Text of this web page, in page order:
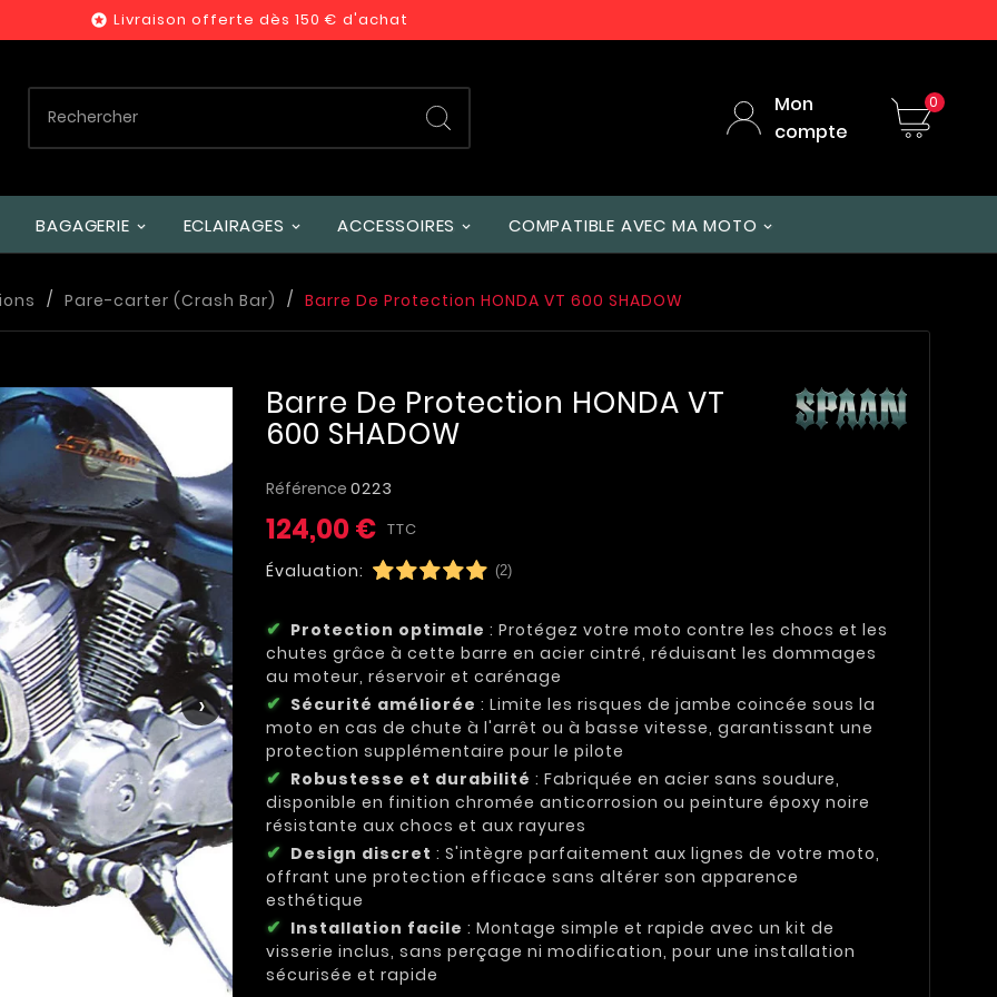
 Livraison offerte dès 150 € d'achat
Mon
compte
0
BAGAGERIE ECLAIRAGES ACCESSOIRES COMPATIBLE AVEC MA MOTO
Pare-carter (Crash Bar) Barre De Protection HONDA VT 600 SHADOW
›
Barre De Protection HONDA VT
600 SHADOW
Référence 0223
124,00 € TTC
Évaluation: (2)
Protection optimale : Protégez votre moto contre les chocs et les
chutes grâce à cette barre en acier cintré, réduisant les dommages
au moteur, réservoir et carénage
Sécurité améliorée : Limite les risques de jambe coincée sous la
moto en cas de chute à l'arrêt ou à basse vitesse, garantissant une
protection supplémentaire pour le pilote
Robustesse et durabilité : Fabriquée en acier sans soudure,
disponible en finition chromée anticorrosion ou peinture époxy noire
résistante aux chocs et aux rayures
Design discret : S'intègre parfaitement aux lignes de votre moto,
offrant une protection efficace sans altérer son apparence
esthétique
Installation facile : Montage simple et rapide avec un kit de
visserie inclus, sans perçage ni modification, pour une installation
sécurisée et rapide